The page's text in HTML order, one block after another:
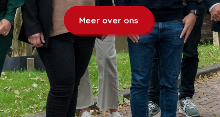
veranderingen zijn van invloed op uw
pensioen?
Meer informatie